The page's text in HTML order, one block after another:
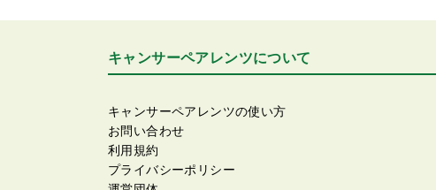
キャンサーペアレンツについて
キャンサーペアレンツの使い方
お問い合わせ
利用規約
プライバシーポリシー